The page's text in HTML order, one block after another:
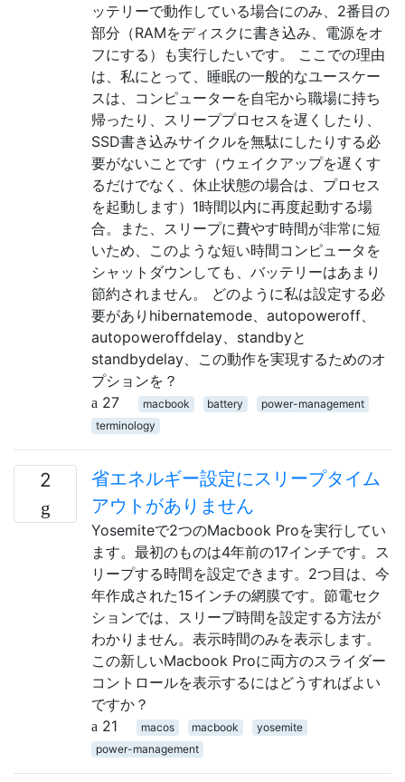
ッテリーで動作している場合にのみ、2番目の
部分（RAMをディスクに書き込み、電源をオ
フにする）も実行したいです。 ここでの理由
は、私にとって、睡眠の一般的なユースケー
スは、コンピューターを自宅から職場に持ち
帰ったり、スリーププロセスを遅くしたり、
SSD書き込みサイクルを無駄にしたりする必
要がないことです（ウェイクアップを遅くす
るだけでなく、休止状態の場合は、プロセス
を起動します）1時間以内に再度起動する場
合。また、スリープに費やす時間が非常に短
いため、このような短い時間コンピュータを
シャットダウンしても、バッテリーはあまり
節約されません。 どのように私は設定する必
要がありhibernatemode、autopoweroff、
autopoweroffdelay、standbyと
standbydelay、この動作を実現するためのオ
プションを？
27
macbook battery
power-management
terminology
2
省エネルギー設定にスリープタイム
アウトがありません
Yosemiteで2つのMacbook Proを実行してい
ます。最初のものは4年前の17インチです。ス
リープする時間を設定できます。2つ目は、今
年作成された15インチの網膜です。節電セク
ションでは、スリープ時間を設定する方法が
わかりません。表示時間のみを表示します。
この新しいMacbook Proに両方のスライダー
コントロールを表示するにはどうすればよい
ですか？
21
macos macbook
yosemite
power-management